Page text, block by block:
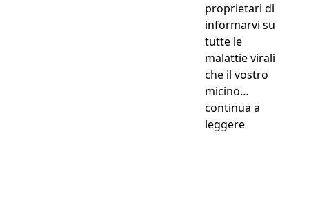
proprietari di
informarvi su
tutte le
malattie virali
che il vostro
micino…
continua a
leggere“Vaccino